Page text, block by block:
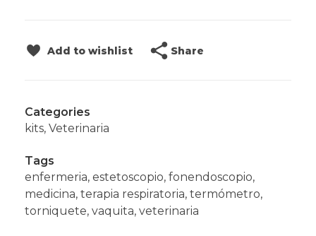
Add to wishlist Share
Categories
kits, Veterinaria
Tags
enfermeria, estetoscopio, fonendoscopio,
medicina, terapia respiratoria, termómetro,
torniquete, vaquita, veterinaria